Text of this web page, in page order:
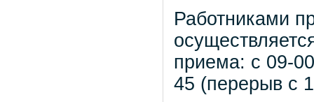
Работниками
приема: с 09-
45 (перерыв с